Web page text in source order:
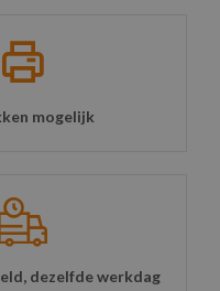
mogelijk
dezelfde werkdag